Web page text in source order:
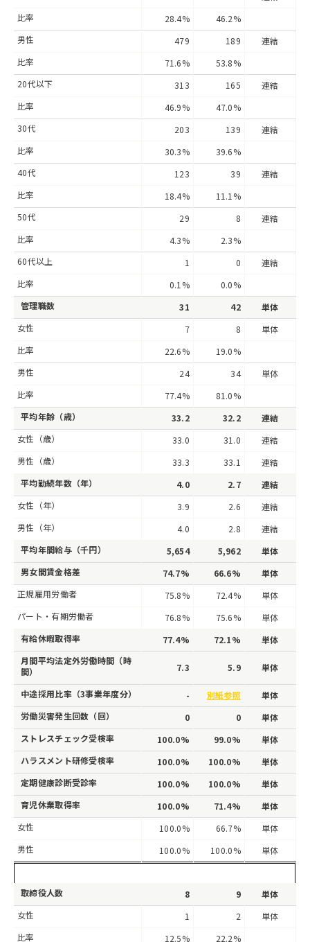
比率
28.4%
46.2%
男性
479 189
連結
比率
71.6%
53.8%
20代以下
313 165
連結
比率
46.9%
47.0%
30代
203 139
連結
比率
30.3%
39.6%
40代
123 39
連結
比率
18.4%
11.1%
50代
29 8
連結
比率
4.3%
2.3%
60代以上
1 0
連結
比率
0.1%
0.0%
管理職数
31 42
単体
女性
7 8
単体
比率
22.6%
19.0%
男性
24 34
単体
比率
77.4%
81.0%
平均年齢（歳）
33.2 32.2
連結
女性（歳）
33.0 31.0
連結
男性（歳）
33.3 33.1
連結
平均勤続年数（年）
4.0 2.7
連結
女性（年）
3.9 2.6
連結
男性（年）
4.0 2.8
連結
平均年間給与（千円）
5,654 5,962
単体
男女間賃金格差
74.7% 66.6%
単体
正規雇用労働者
75.8% 72.4%
単体
パート・有期労働者
76.8% 75.6%
単体
有給休暇取得率
77.4% 72.1%
単体
月間平均法定外労働時間（時
間）
7.3 5.9 単体
中途採用比率（3事業年度分） - 別紙参照
単体
労働災害発生回数（回）
0 0
単体
ストレスチェック受検率
100.0% 99.0%
単体
ハラスメント研修受検率
100.0% 100.0%
単体
定期健康診断受診率
100.0% 100.0%
単体
育児休業取得率
100.0% 71.4%
単体
女性
100.0% 66.7%
単体
男性
100.0% 100.0% 単体
取締役人数 8 9
単体
女性
1 2
単体
比率
12.5%
22.2%